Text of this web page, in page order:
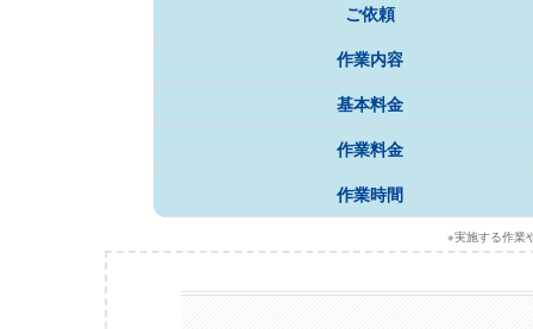
ご依頼
作業内容
基本料金
作業料金
作業時間
※実施する作業